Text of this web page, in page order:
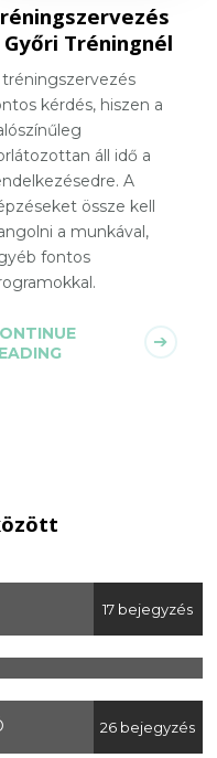
Győri Tréningnél
tréningszervezés
kérdés, hiszen a
áll idő a
A
össze kell
a munkával,
fontos
17 bejegyzés
26 bejegyzés